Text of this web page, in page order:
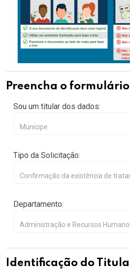
Preencha o
Sou um titular dos dados:
Tipo da Solicitação:
Departamento:
Identificação do